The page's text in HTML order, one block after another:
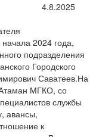
4.8.2025
2024 года,
подразделения
Городского
Саватеев.На
МГКО, со
службы
авансы,
к